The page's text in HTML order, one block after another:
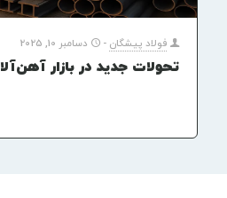
فولاد پیشگان - دسامبر 10, 2025
تحولات جدید در بازار